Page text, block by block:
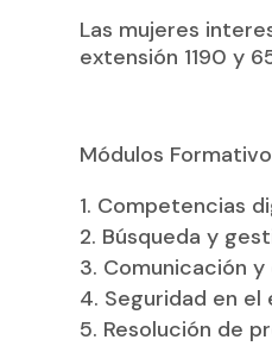
Las mujeres
extensión 1190 y
Módulos
Competencias
Búsqueda y
Comunicación
Seguridad en
Resolución de